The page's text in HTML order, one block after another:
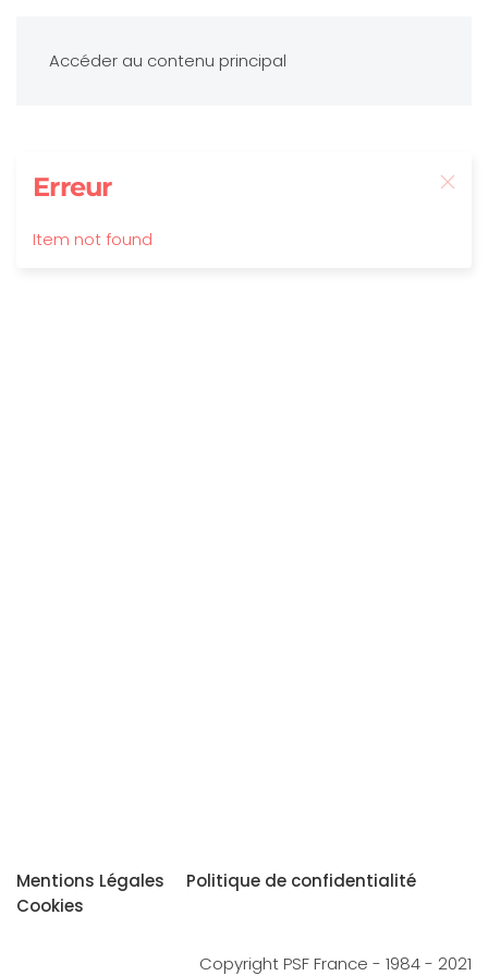
Accéder au contenu principal
Erreur
Item not found
Mentions Légales
Politique de confidentialité
Cookies
Copyright PSF France - 1984 - 2021